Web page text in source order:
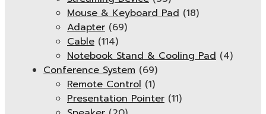
Mouse & Keyboard Pad (18)
Adapter (69)
Cable (114)
Notebook Stand & Cooling Pad (4)
Conference System (69)
Remote Control (1)
Presentation Pointer (11)